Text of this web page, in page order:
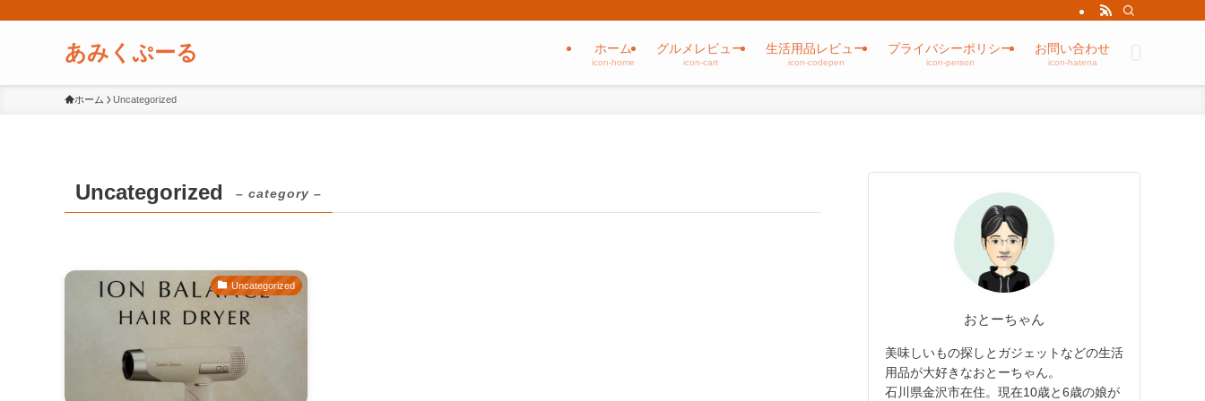
あみくぷーる ホーム
icon-home
グルメレビュー
icon-cart
生活用品レビュー
icon-codepen
プライバシーポリシー
icon-person
お問い合わせ
icon-hatena
ホーム Uncategorized
Uncategorized – category –
Uncategorized
おとーちゃん
美味しいもの探しとガジェットなどの生活
用品が大好きなおとーちゃん。
石川県金沢市在住。現在10歳と6歳の娘が